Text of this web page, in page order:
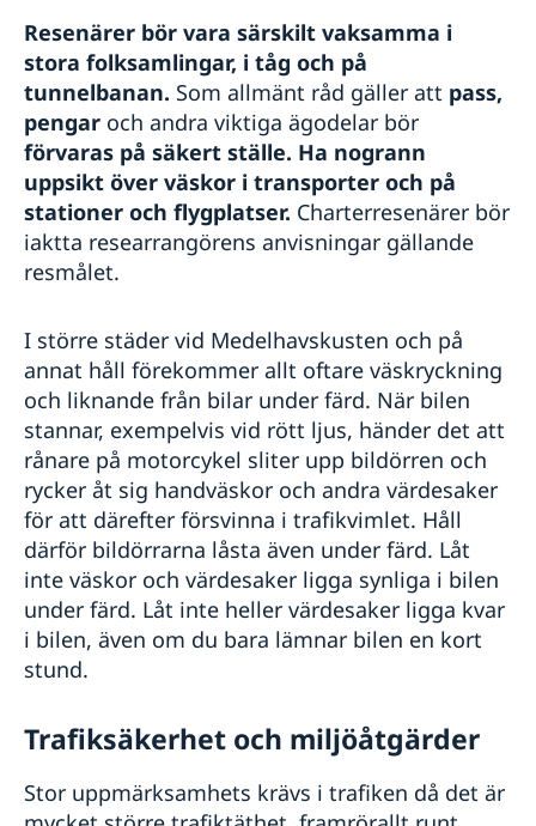
Resenärer bör vara särskilt vaksamma i
stora folksamlingar, i tåg och på
tunnelbanan. Som allmänt råd gäller att pass,
pengar och andra viktiga ägodelar bör
förvaras på säkert ställe. Ha nogrann
uppsikt över väskor i transporter och på
stationer och flygplatser. Charterresenärer bör
iaktta researrangörens anvisningar gällande
resmålet.
I större städer vid Medelhavskusten och på
annat håll förekommer allt oftare väskryckning
och liknande från bilar under färd. När bilen
stannar, exempelvis vid rött ljus, händer det att
rånare på motorcykel sliter upp bildörren och
rycker åt sig handväskor och andra värdesaker
för att därefter försvinna i trafikvimlet. Håll
därför bildörrarna låsta även under färd. Låt
inte väskor och värdesaker ligga synliga i bilen
under färd. Låt inte heller värdesaker ligga kvar
i bilen, även om du bara lämnar bilen en kort
stund.
Trafiksäkerhet och miljöåtgärder
Stor uppmärksamhets krävs i trafiken då det är